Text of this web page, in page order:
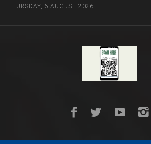
THURSDAY, 6 AUGUST 2026